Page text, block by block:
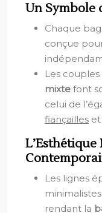
Un Symbole
Chaque
conçue
Les
mixte font
celui de
fiançailles
Les lignes
rendant la